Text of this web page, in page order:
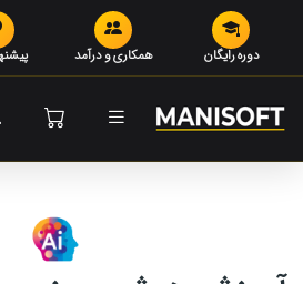
دوره رایگان همکاری و درآمد